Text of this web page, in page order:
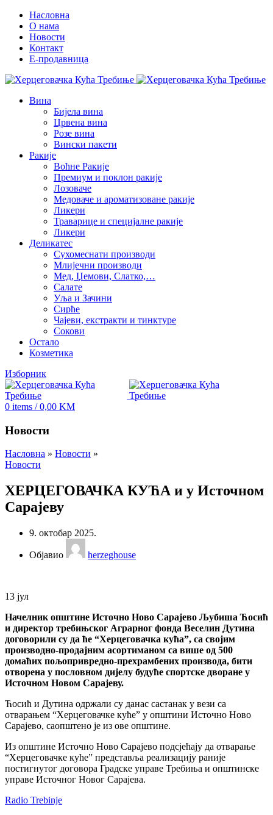
Насловна
О нама
Новости
Контакт
E-продавница
Вина
Бијела вина
Црвена вина
Розе вина
Вински пакети
Ракије
Воћне Ракије
Премиум и поклон ракије
Лозоваче
Медоваче и ароматизоване ракије
Ликери
Траварице и специјалне ракије
Ликери
Деликатес
Сухомеснати производи
Млијечни производи
Мед, Џемови, Слатко,…
Салате
Уља и Зачини
Сирће
Чајеви, екстракти и тинктуре
Сокови
Остало
Козметика
Изборник
0 items / 0,00 KM
Новости
Насловна » Новости »
Новости
ХЕРЦЕГОВАЧКА КУЋА и у Источном
Сарајеву
9. октобар 2025.
Објавио herzeghouse
13 јул
Начелник општине Источно Ново Сарајево Љубиша Ћосић
и директор требињског Аграрног фонда Веселин Дутина
договорили су да ће “Херцеговачка кућа”, са својим
производно-продајним асортиманом са више од 500
домаћих пољопривредно-прехрамбених производа, бити
отворена у пословном дијелу будуће спортске дворане у
Источном Новом Сарајеву.
Ћосић и Дутина одржали су данас састанак у вези са
отварањем “Херцеговачке куће” у општини Источно Ново
Сарајево, саопштено је из ове општине.
Из општине Источно Ново Сарајево подсјећају да отварање
“Херцеговачке куће” представља реализацију раније
постигнутог договора Градске управе Требиња и општинске
управе Источног Новог Сарајева.
Radio Trebinje